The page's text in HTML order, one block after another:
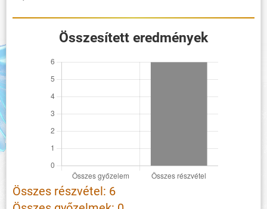
Összesített eredmények
Összes részvétel: 6